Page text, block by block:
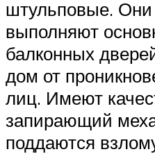
штульповые. Они
выполняют
балконных
дом от
лиц. Имеют
запирающий
поддаются